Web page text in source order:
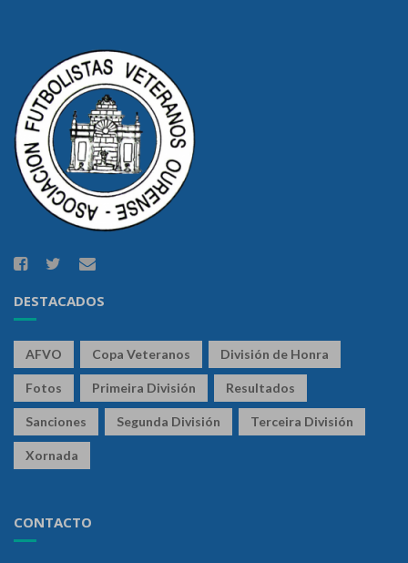
DESTACADOS
AFVO Copa Veteranos División de Honra
Fotos Primeira División Resultados
Sanciones Segunda División Terceira División
Xornada
CONTACTO